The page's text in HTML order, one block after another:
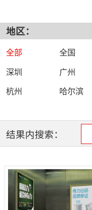
地区：
全部 全国
深圳
广州
杭州
哈尔滨
合肥
苏州
南京
重庆
结果内搜索：